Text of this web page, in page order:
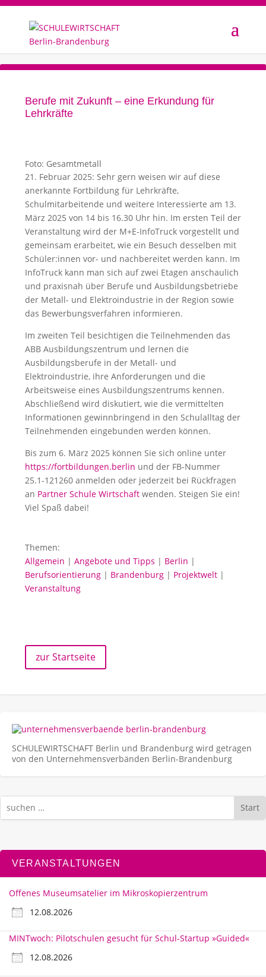
Berufe mit Zukunft – eine Erkundung für
Lehrkräfte
Foto: Gesamtmetall
21. Februar 2025: Sehr gern weisen wir auf diese
anerkannte Fortbildung für Lehrkräfte,
Schulmitarbeitende und weitere Interessierte am 13.
März 2025 von 14 bis 16.30 Uhr hin. Im ersten Teil der
Veranstaltung wird der M+E-InfoTruck vorgestellt und
gemeinsam erarbeitet, wie ein Besuch desselben mit
Schüler:innen vor- und nachbereitet werden kann. Im
InfoTruck kann man sich auf zwei Etagen anschaulich
und praxisnah über Berufe und Ausbildungsbetriebe
der Metall- und Elektroindustrie in der Region sowie
das Bewerbungsverfahren informieren.
Im zweiten Teil besichtigen die Teilnehmenden das
ABB Ausbildungszentrum und lernen die
Ausbildungsberufe in der Metall- und
Elektroindustrie, ihre Anforderungen und die
Arbeitsweise eines Ausbildungszentrums kennen.
Abschließend wird diskutiert, wie die vermittelten
Informationen gewinnbringend in den Schulalltag der
Teilnehmenden eingebunden werden können.
Bis zum 6. März 2025 können Sie sich online unter
https://fortbildungen.berlin und der FB-Nummer
25.1-121260 anmelden oder jederzeit bei Rückfragen
an Partner Schule Wirtschaft wenden. Steigen Sie ein!
Viel Spaß dabei!
Themen:
Allgemein | Angebote und Tipps | Berlin |
Berufsorientierung | Brandenburg | Projektwelt |
Veranstaltung
zur Startseite
SCHULEWIRTSCHAFT Berlin und Brandenburg wird getragen
von den Unternehmens­verbänden Berlin-Brandenburg
Start
VERANSTALTUNGEN
Offenes Museumsatelier im Mikroskopierzentrum
12.08.2026
MINTwoch: Pilotschulen gesucht für Schul-Startup »Guided«
12.08.2026